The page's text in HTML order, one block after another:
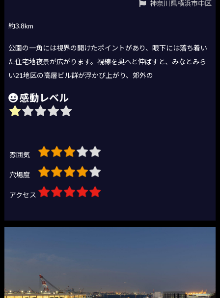
神奈川県横浜市中区
約3.8km
公園の一角には視界の開けたポイントがあり、眼下には落ち着い
た住宅地夜景が広がります。視線を奥へと伸ばすと、みなとみら
い21地区の高層ビル群が浮かび上がり、郊外の
感動レベル
雰囲気
穴場度
アクセス